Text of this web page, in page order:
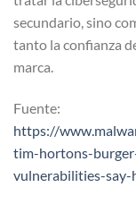
secundario, sino
tanto la confianza
marca.
Fuente:
https://
tim-hortons-
vulnerabilities-say-